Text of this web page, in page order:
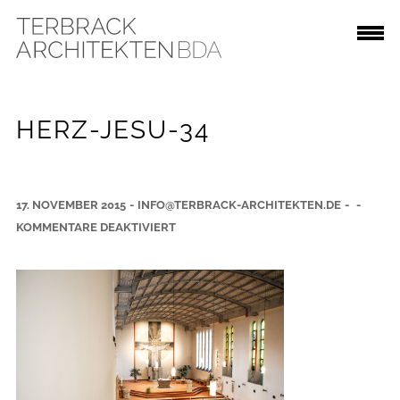
HERZ-JESU-34
17. NOVEMBER 2015 - INFO@TERBRACK-ARCHITEKTEN.DE - -
KOMMENTARE DEAKTIVIERTF
H
E
R
Z
-
J
E
S
U
-